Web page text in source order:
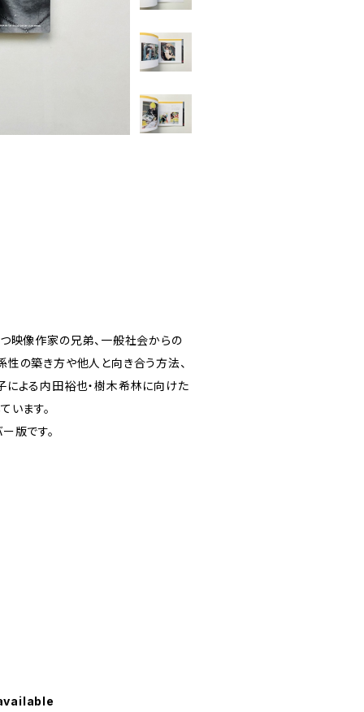
映像作家の兄弟、一般社会からの
の築き方や他人と向き合う方法、
による内田裕也・樹木希林に向けた
います。
版です。